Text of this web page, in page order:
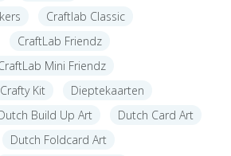
Craftlab Classic
CraftLab Friendz
Mini Friendz
Crafty Kit
Dieptekaarten
Build Up Art
Dutch Card Art
Dutch Foldcard Art